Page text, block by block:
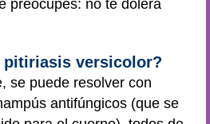
preocupes: no te dolerá
pitiriasis versicolor?
se puede resolver con
antifúngicos (que se